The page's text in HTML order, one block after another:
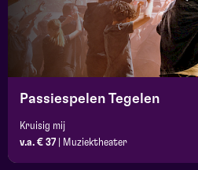
Passiespelen Tegelen
Kruisig mij
v.a. € 37
Muziektheater